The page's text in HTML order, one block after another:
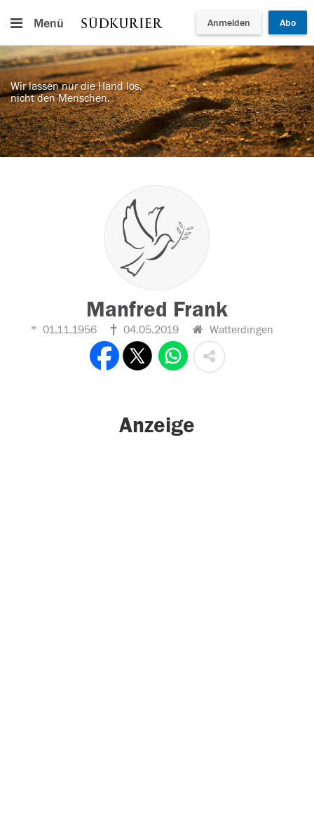
Menü Anmelden Abo
Wir lassen nur die Hand los,
nicht den Menschen.
Manfred Frank
01.11.1956 04.05.2019 Watterdingen
Anzeige